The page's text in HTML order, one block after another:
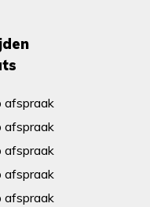
afspraak
afspraak
afspraak
afspraak
afspraak